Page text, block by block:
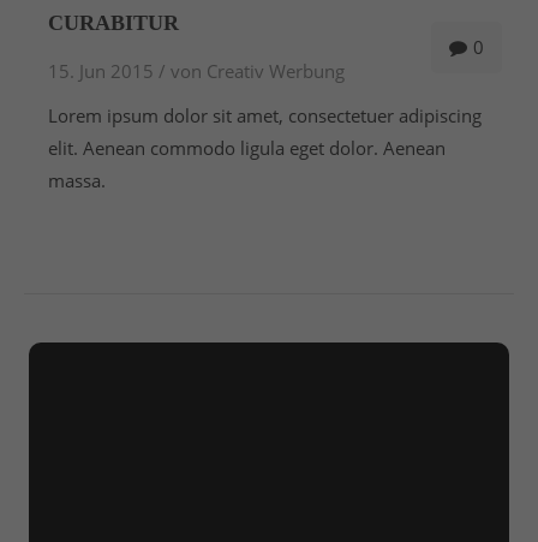
info@yourdomain.com
About us
Lorem ipsum dolor sit amet, consectetuer
adipiscing elit.
0
CURABITUR
15. Jun 2015 / von Creativ Werbung
Lorem ipsum dolor sit amet, consectetuer adipiscing
elit. Aenean commodo ligula eget dolor. Aenean
massa.